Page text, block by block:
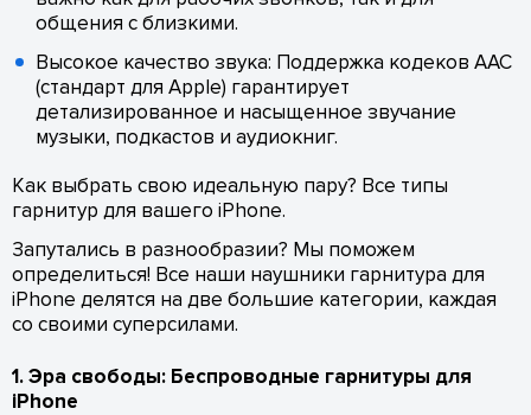
общения с близкими.
Высокое качество звука: Поддержка кодеков AAC
(стандарт для Apple) гарантирует
детализированное и насыщенное звучание
музыки, подкастов и аудиокниг.
Как выбрать свою идеальную пару? Все типы
гарнитур для вашего iPhone.
Запутались в разнообразии? Мы поможем
определиться! Все наши наушники гарнитура для
iPhone делятся на две большие категории, каждая
со своими суперсилами.
1. Эра свободы: Беспроводные гарнитуры для
iPhone